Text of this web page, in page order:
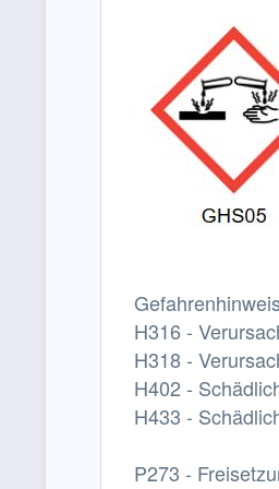
H316 -
H318 -
H402 -
H433 -
P273 -